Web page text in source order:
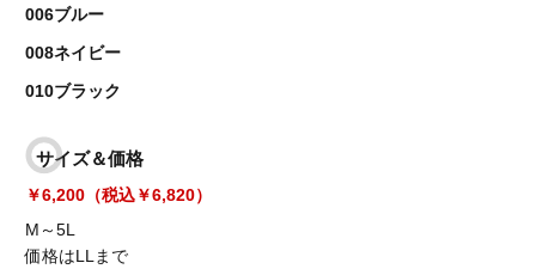
006ブルー
008ネイビー
010ブラック
サイズ＆価格
￥6,200（税込￥6,820）
M～5L
価格はLLまで